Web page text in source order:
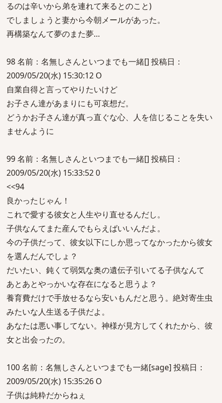
るのは辛いから弟を連れて来るとのこと)
でしましょうと妻から今朝メールがあった。
再構築なんて夢のまた夢…
98 名前：名無しさんといつまでも一緒[] 投稿日：
2009/05/20(水) 15:30:12 O
自業自得と言ってやりたいけど
お子さん達があまりにも可哀想だ。
どうかお子さん達が真っ直ぐな心、人を信じることを失い
ませんように
99 名前：名無しさんといつまでも一緒[] 投稿日：
2009/05/20(水) 15:33:52 0
<<94
良かったじゃん！
これで愛する彼女と人生やり直せるんだし。
子供なんてまた産んでもらえばいいんだよ。
今の子供だって、彼女以下にしか思ってなかったから彼女
を選んだんでしょ？
だいたい、鈍くて弱気な奥の遺伝子引いてる子供なんて
あとあとやっかいな存在になると思うよ？
養育費だけで手放せるなら安いもんだと思う。絶対寄生虫
みたいな人生送る子供だよ。
あなたは悪い事してない。神様が見方してくれたから、彼
女と出会ったの。
100 名前：名無しさんといつまでも一緒[sage] 投稿日：
2009/05/20(水) 15:35:26 O
子供は純粋だからねぇ